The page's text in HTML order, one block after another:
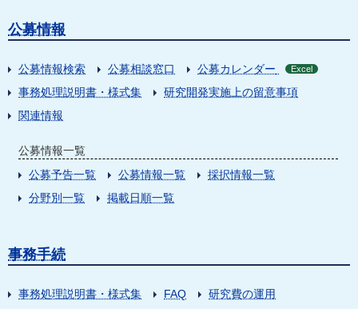
公募情報
公募情報検索 公募相談窓口 公募カレンダー Excel
事務処理説明書・様式集
研究開発実施上の留意事項
関連情報
公募情報一覧
公募予告一覧
公募情報一覧
採択情報一覧
分野別一覧
掲載日順一覧
事務手続
事務処理説明書・様式集 FAQ
研究費の運用